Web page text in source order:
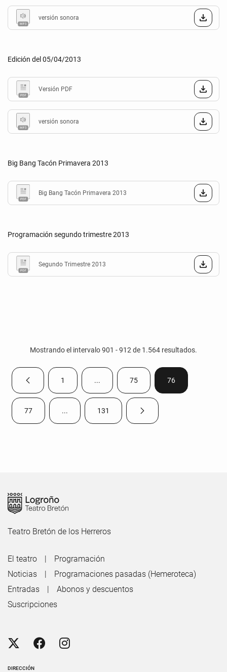
versión sonora
Edición del 05/04/2013
Versión PDF
versión sonora
Big Bang Tacón Primavera 2013
Big Bang Tacón Primavera 2013
Programación segundo trimestre 2013
Segundo Trimestre 2013
Mostrando el intervalo 901 - 912 de 1.564 resultados.
Página anteriorPágina
1 ...Páginas intermedias Use TAB para
Página
75 Página
76
Página
77 ...Páginas intermedias Use TAB para desplazarse.
Página
131 Página siguiente
Teatro Bretón de los Herreros
DIRECCIÓN
El teatro
Programación
Noticias
Programaciones pasadas (Hemeroteca)
Entradas
Abonos y descuentos
Suscripciones